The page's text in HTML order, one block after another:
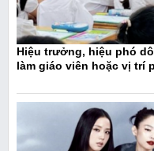
Hiệu trưởng, hiệu phó
làm giáo viên hoặc vị trí